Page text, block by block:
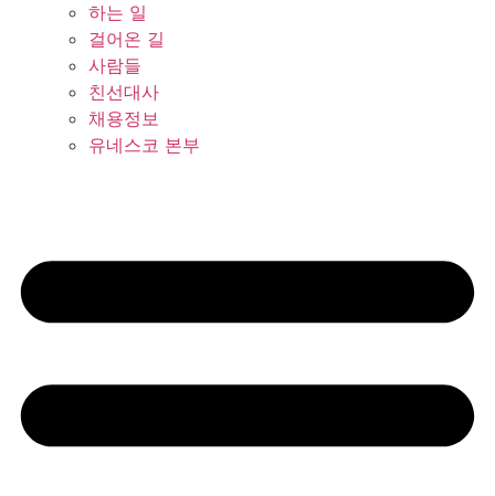
하는 일
걸어온 길
사람들
친선대사
채용정보
유네스코 본부